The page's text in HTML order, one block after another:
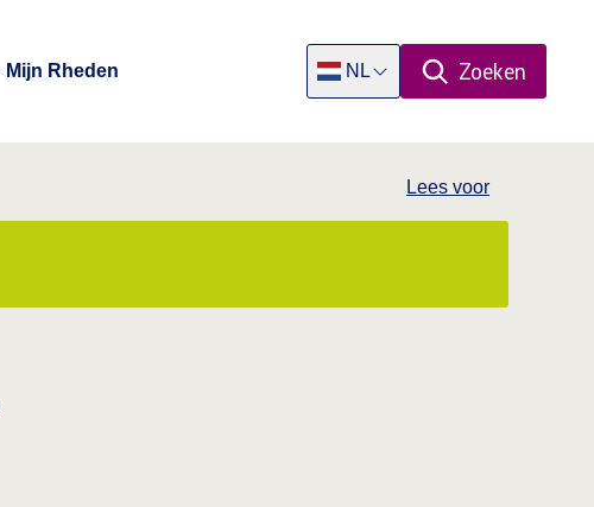
Mijn Rheden
NL
Zoeken
Open
Lees voor